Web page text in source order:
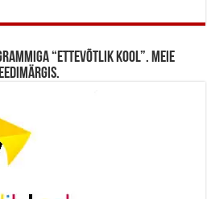
“Ettevõtlik Kool”. Meie